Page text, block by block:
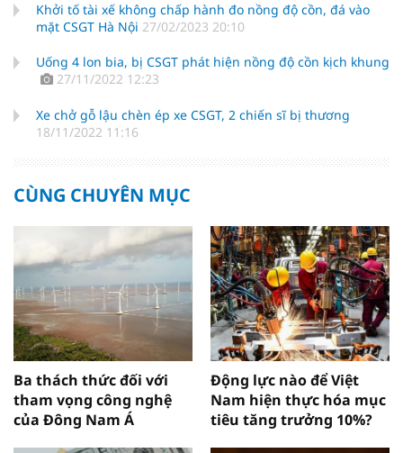
Khởi tố tài xế không chấp hành đo nồng độ cồn, đá vào
mặt CSGT Hà Nội 27/02/2023 20:10
Uống 4 lon bia, bị CSGT phát hiện nồng độ cồn kịch khung
27/11/2022 12:23
Xe chở gỗ lậu chèn ép xe CSGT, 2 chiến sĩ bị thương
18/11/2022 11:16
CÙNG CHUYÊN MỤC
Ba thách thức đối với
tham vọng công nghệ
của Đông Nam Á
Động lực nào để Việt
Nam hiện thực hóa mục
tiêu tăng trưởng 10%?